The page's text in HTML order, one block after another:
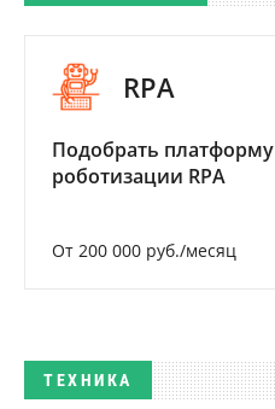
RPA
Подобрать платформу
роботизации RPA
От 200 000 руб./месяц
ТЕХНИКА